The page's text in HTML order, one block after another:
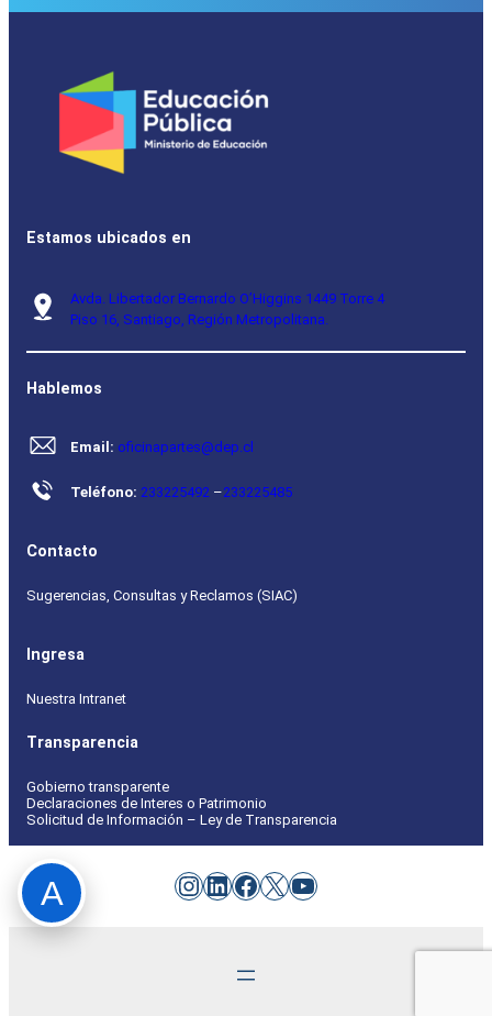
Estamos ubicados en
Avda. Libertador Bernardo O’Higgins 1449 Torre 4
Piso 16, Santiago, Región Metropolitana.
Hablemos
Email: oficinapartes@dep.cl
Teléfono: 233225492 –233225485
Contacto
Sugerencias, Consultas y Reclamos (SIAC)
Ingresa
Nuestra Intranet
Transparencia
Gobierno transparente
Declaraciones de Interes o Patrimonio
Solicitud de Información – Ley de Transparencia
Instagram
LinkedIn
Facebook
X YouTube
A